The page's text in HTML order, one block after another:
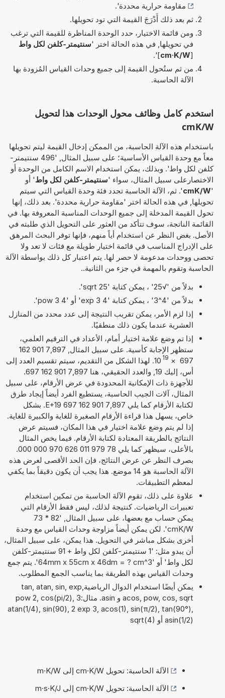
مقاومة حرارية محددة'.
ثم بعد ذلك أَدْرَجَ القيمة التي تود تحويلها.
ومن قائمة الاختيار، حدد الوحدة المناظرة للقيمة التي ترغب
في تحويلها, في هذه الحالة اختر 'سنتيمتر-كلفن لكل واط
[
cm·K/W
]'.
من ثم ستُحول القيمة إلى جميع وحدات القياس المُزودة بها
الآلة الحاسبة.
استخدم كامل وظائف محول الوحدات هذا لتحويل
cmK/W
باستخدام هذه الآلة الحاسبة، من الممكن إدخال القيمة ليتم تحويلها
معاً مع وحدة القياس الأساسية؛ على سبيل المثال, '496 سنتيمتر-
كلفن لكل واط'. وبذلك، يمكن استخدام الاسم الكامل من الوحدة أو
الاختصارعلى سبيل المثال، سواء 'سنتيمتر-كلفن لكل واط' أو
'
cmK/W'. ثم، الآلة الحاسبة تحدد فئة وحدة القياس التي سيتم
تحويلها, في هذه الحالة اختر 'مقاومة حرارية محددة'. بعد ذلك، إنها
تحول القيمة المدخلة إلى جميع الوحدات المناسبة المعروفة بها. في
القائمة الناتجة، سوف تتأكد من العثور على التحويل الذي طلبته في
الأصل. بغض النظر عن استخدام أياً منهم، فإنها توفر البحث المرهق
على الإدراج المناسب في قائمة اختيار طويلة مع فئات لا تعد ولا
تحصى ووحدات مدعومة لا حصر لها. يتم اعتبار كل ذلك بواسطة الآلة
الحاسبة وتقوم بالمهمة في جزء من الثانية..
بدلاً من '√25' ، يمكن كتابة 'sqrt 25'.
بدلاً من '4^3' ، يمكن كتابة '4 exp 3' أو '4 pow 3'.
إذا لزم الأمر، يمكن تقريب النتيجة إلى عدد محدد من المنازل
العشرية عندما يكون ذلك منطقيًا.
إذا تم وضع علامة اختيار أمام، الأعداد في الترقيم العلمي،
ستظهر الإجابة كأسية. على سبيل المثال, 7,897 901 162
697
×
10 19
. لهذا الشكل من التقديم، سيتم تقسيم العدد إلى
أس، إليك 19, والعدد الحقيقي، هنا 7,897 901 162 697.
للأجهزة ذات الإمكانية المحدودة في عرض الأرقام، على سبيل
المثال، آلات الجيب الحاسبة، يستطيع الفرد أيضاً إيجاد طرق
لكتابة الأرقام كما يلي 7,897 901 162 697 E+19. بشكل
خاص، يسهل هذا قراءة الأرقام الصغيرة للغاية والكبيرة للغاية.
إذا لم يتم وضع علامة اختيار في هذا المكان، فسيتم عرض
النتائج بالطريقة المعتادة لكتابة الأرقام. فيما يخص المثال
بالأعلى، سيظهر كما يلي 78 979 011 626 970 000 000.
بصرف النظر عن عرض النتائج، فإن الحد الأقصى لعرض هذه
الآلة الحاسبة هو 14 موضع. هذا يجب أن يكون دقيقاً بما يكفي
لمعظم التطبيقات.
علاوة على ذلك، تقوم الآلة الحاسبة من تمكين استخدام
تعبيرات الرياضيات. كنتيجة لذلك، ليس فقط الأرقام التي
يمكن حساب مع بعضها، على سبيل المثال, '82 * 73
cmK/W'. لكن يمكن أيضاً مزاوجة وحدات القياس مع وحدة
أخرى بشكل مباشر في التحويل. هذا يمكن، على سبيل المثال،
أن يبدو مثل: '1 سنتيمتر-كلفن لكل واط + 91 سنتيمتر-كلفن
لكل واط' أو '64mm x 55cm x 46dm = ? cm^3'. يتم جمع
وحدات القياس بهذه الطريقة بما يناسب الجمع المطلوب.
يمكن أيضًا استخدام الدوال الرياضيةtan, atan, sin, exp,
acos, pow, cos, sqrt و asin. مثال:3 pow 2, cos(pi/2),
atan(1/4), sin(90), 2 exp 3, acos(1), sin(π/2), tan(90°),
asin(1/2) أو sqrt(4)
الآلة الحاسبة: تحويل cm·K/W إلى m·K/W
الآلة الحاسبة: تحويل cm·K/W إلى m·s·K/J